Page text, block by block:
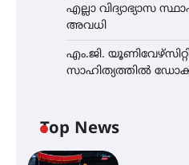
എല്ലാ വിദ്യാഭ്യാസ
അവധി
എം.ജി.
സാഹിത്യത്തിൽ
Top News